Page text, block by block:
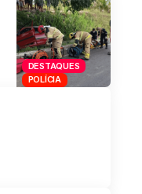
DESTAQUES
POLÍCIA